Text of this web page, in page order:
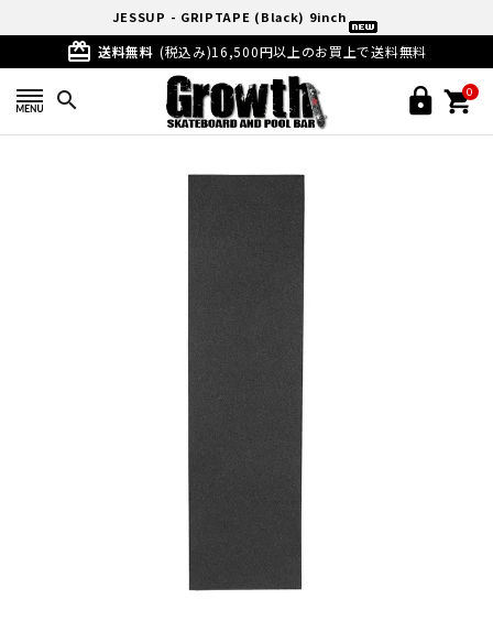
JESSUP - GRIPTAPE (Black) 9inch
card_giftcard 送料無料 (税込み)16,500円以上のお買上で送料無料
search 0